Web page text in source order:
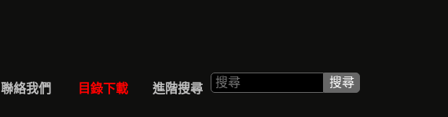
聯絡我們 目錄下載 進階搜尋